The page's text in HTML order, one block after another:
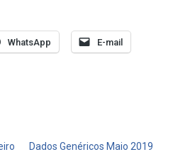
WhatsApp E-mail
Dados Genéricos Maio 2019